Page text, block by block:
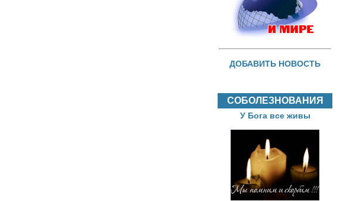
ДОБАВИТЬ НОВОСТЬ
СОБОЛЕЗНОВАНИЯ
У Бога все живы